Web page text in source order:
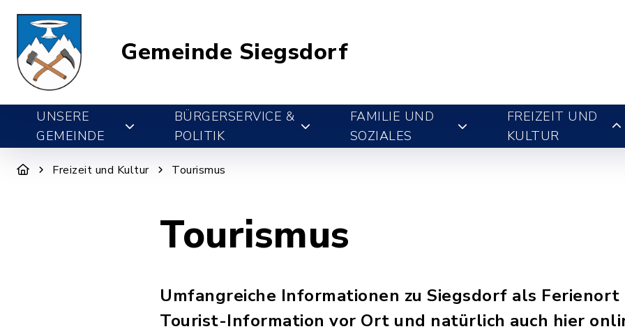
Gemeinde Siegsdorf
UNSERE
GEMEINDE
BÜRGERSERVICE &
POLITIK
FAMILIE UND
SOZIALES
FREIZEIT UND
KULTUR
Freizeit und Kultur Tourismus
Tourismus
Umfangreiche Informationen zu Siegsdorf als
Tourist-Information vor Ort und natürlich auch hier